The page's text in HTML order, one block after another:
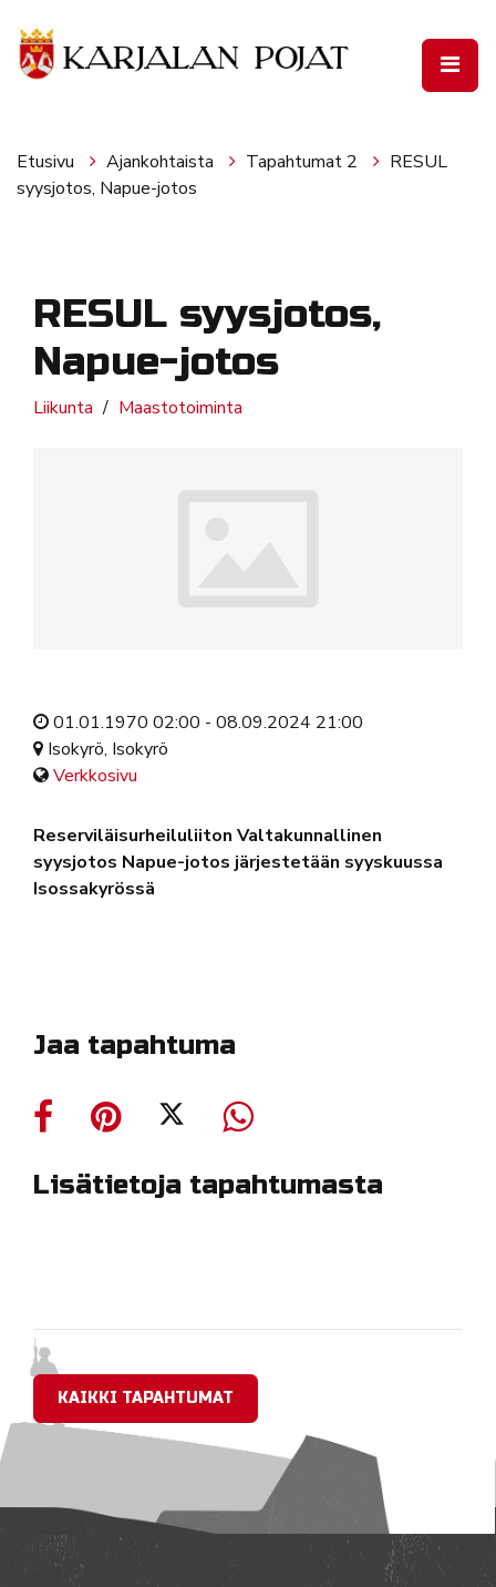
Etusivu Ajankohtaista Tapahtumat 2
RESUL
syysjotos, Napue-jotos
RESUL syysjotos,
Napue-jotos
Liikunta Maastotoiminta
01.01.1970 02:00 - 08.09.2024 21:00
Isokyrö, Isokyrö
Verkkosivu
Reserviläisurheiluliiton ​Valtakunnallinen
syysjotos Napue-jotos järjestetään syyskuussa
Isossakyrössä
Jaa tapahtuma
Lisätietoja tapahtumasta
KAIKKI TAPAHTUMAT